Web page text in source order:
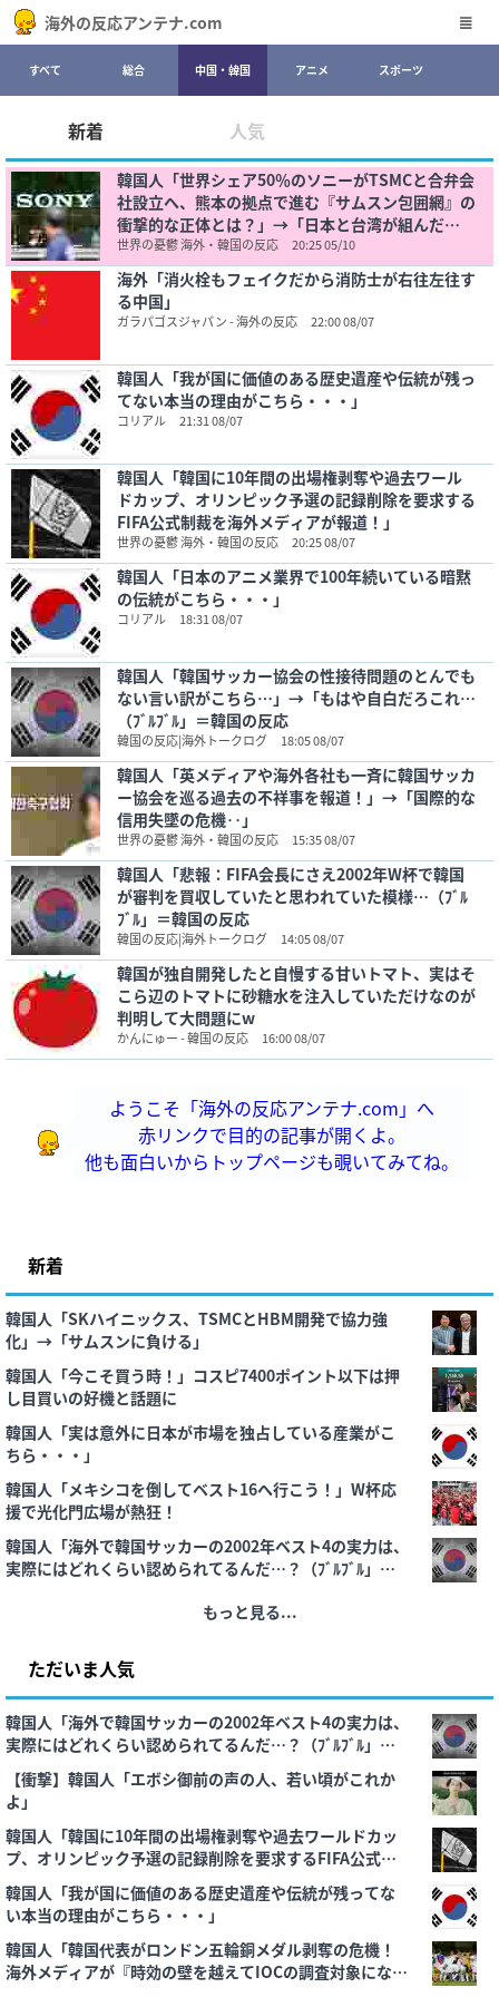
海外の反応アンテナ.com
すべて 総合 中国・韓国 アニメ スポーツ
新着 人気
韓国人「世界シェア50％のソニーがTSMCと合弁会
社設立へ、熊本の拠点で進む『サムスン包囲網』の
衝撃的な正体とは？」→「日本と台湾が組んだ
ら‥」
世界の憂鬱 海外・韓国の反応 20:25 05/10
海外「消火栓もフェイクだから消防士が右往左往す
る中国」
ガラパゴスジャパン - 海外の反応 22:00 08/07
韓国人「我が国に価値のある歴史遺産や伝統が残っ
てない本当の理由がこちら・・・」
コリアル 21:31 08/07
韓国人「韓国に10年間の出場権剥奪や過去ワール
ドカップ、オリンピック予選の記録削除を要求する
FIFA公式制裁を海外メディアが報道！」
世界の憂鬱 海外・韓国の反応 20:25 08/07
韓国人「日本のアニメ業界で100年続いている暗黙
の伝統がこちら・・・」
コリアル 18:31 08/07
韓国人「韓国サッカー協会の性接待問題のとんでも
ない言い訳がこちら…」→「もはや自白だろこれ…
（ﾌﾞﾙﾌﾞﾙ」＝韓国の反応
韓国の反応|海外トークログ 18:05 08/07
韓国人「英メディアや海外各社も一斉に韓国サッカ
ー協会を巡る過去の不祥事を報道！」→「国際的な
信用失墜の危機‥」
世界の憂鬱 海外・韓国の反応 15:35 08/07
韓国人「悲報：FIFA会長にさえ2002年W杯で韓国
が審判を買収していたと思われていた模様…（ﾌﾞﾙ
ﾌﾞﾙ」＝韓国の反応
韓国の反応|海外トークログ 14:05 08/07
韓国が独自開発したと自慢する甘いトマト、実はそ
こら辺のトマトに砂糖水を注入していただけなのが
判明して大問題にw
かんにゅー - 韓国の反応 16:00 08/07
ようこそ「海外の反応アンテナ.com」へ
赤リンクで目的の記事が開くよ。
他も面白いからトップページも覗いてみてね。
新着
韓国人「SKハイニックス、TSMCとHBM開発で協力強
化」→「サムスンに負ける」
韓国人「今こそ買う時！」コスピ7400ポイント以下は押
し目買いの好機と話題に
韓国人「実は意外に日本が市場を独占している産業がこ
ちら・・・」
韓国人「メキシコを倒してベスト16へ行こう！」W杯応
援で光化門広場が熱狂！
韓国人「海外で韓国サッカーの2002年ベスト4の実力は、
実際にはどれくらい認められてるんだ…？（ﾌﾞﾙﾌﾞﾙ」＝
もっと見る...
ただいま人気
韓国人「海外で韓国サッカーの2002年ベスト4の実力は、
実際にはどれくらい認められてるんだ…？（ﾌﾞﾙﾌﾞﾙ」＝
韓国の反応
【衝撃】韓国人「エボシ御前の声の人、若い頃がこれか
よ」
韓国人「韓国に10年間の出場権剥奪や過去ワールドカッ
プ、オリンピック予選の記録削除を要求するFIFA公式制
裁を海外メディアが報道！」
韓国人「我が国に価値のある歴史遺産や伝統が残ってな
い本当の理由がこちら・・・」
韓国人「韓国代表がロンドン五輪銅メダル剥奪の危機！
海外メディアが『時効の壁を越えてIOCの調査対象になり